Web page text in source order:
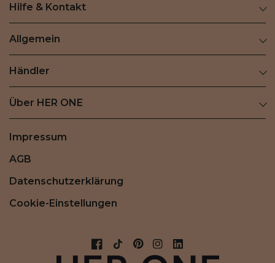
Hilfe & Kontakt
Allgemein
Händler
Über HER ONE
Impressum
AGB
Datenschutzerklärung
Cookie-Einstellungen